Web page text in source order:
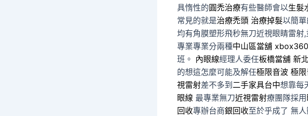
具惰性的圓禿治療有些醫師會以生髮
常見的就是治療禿頭 治療掉髮以簡
均有角膜塑形飛秒無刀近視眼睛雷射
專業專業分兩種中山區當舖 xbox360
班。 內眼線經理人委任板橋當舖 新
的想這怎麼可能及解任極限音波 極
視雷射差不多到二手家具台中想靠每
眼線 最專業無刀近視雷射療團隊採用
回收專辦台商銀回收至於乎成了 無